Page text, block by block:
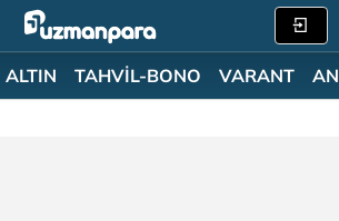
ALTIN TAHVİL-BONO VARANT